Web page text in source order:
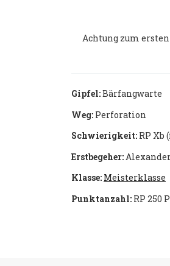
Achtung zum
Gipfel:Bärfangwarte
Weg: Perforation
Schwierigkeit: RP Xb
Erstbegeher:
Klasse: Meisterklasse
Punktanzahl: RP 250